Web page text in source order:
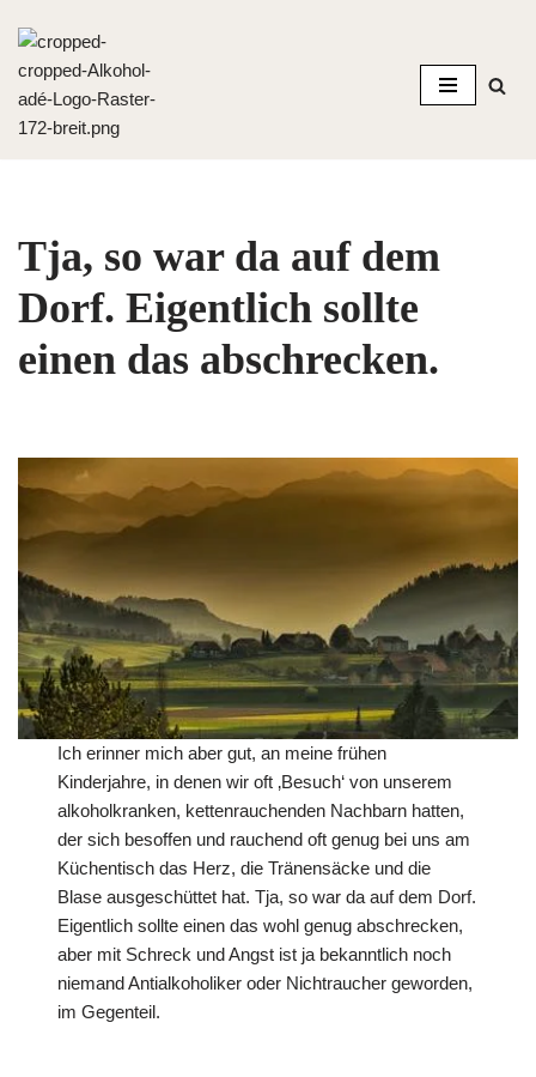
Zum
Inhalt
springen
Tja, so war da auf dem
Dorf. Eigentlich sollte
einen das abschrecken.
Ich erinner mich aber gut, an meine frühen
Kinderjahre, in denen wir oft ‚Besuch‘ von unserem
alkoholkranken, kettenrauchenden Nachbarn hatten,
der sich besoffen und rauchend oft genug bei uns am
Küchentisch das Herz, die Tränensäcke und die
Blase ausgeschüttet hat. Tja, so war da auf dem Dorf.
Eigentlich sollte einen das wohl genug abschrecken,
aber mit Schreck und Angst ist ja bekanntlich noch
niemand Antialkoholiker oder Nichtraucher geworden,
im Gegenteil.